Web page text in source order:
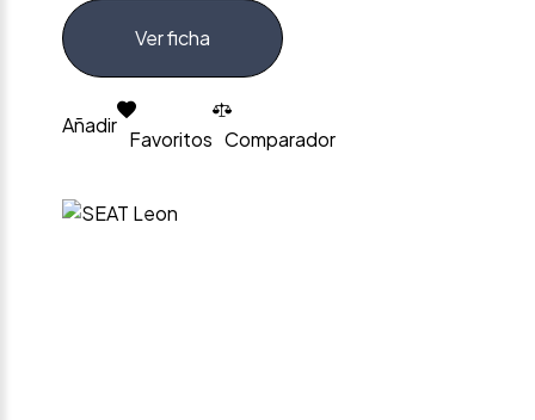
Ver ficha
Añadir
Favoritos Comparador